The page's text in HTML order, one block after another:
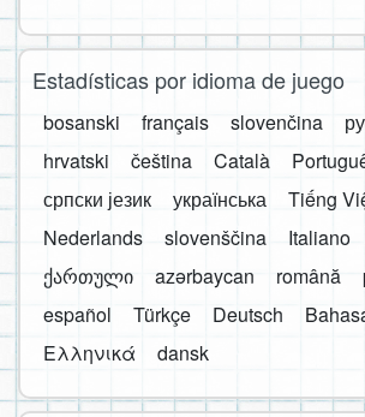
Estadísticas por idioma de juego
bosanski français slovenčina
hrvatski
čeština Català
српски језик
українська Tiếng
Nederlands
slovenščina Italiano
ქართული
azərbaycan română
español
Türkçe Deutsch
Ελληνικά
dansk